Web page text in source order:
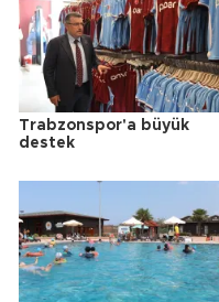
Trabzonspor'a büyük
destek